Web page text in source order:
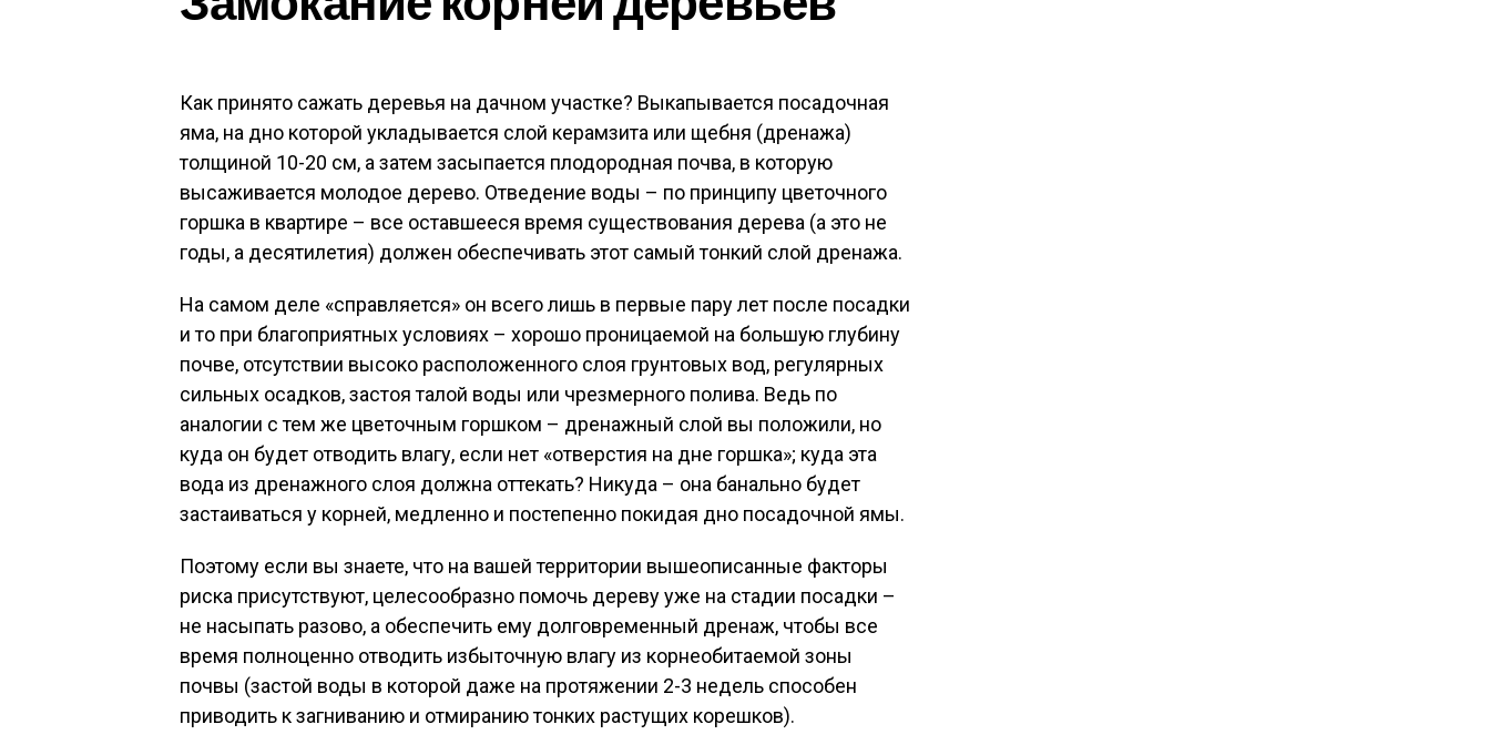
Как принято сажать деревья на дачном участке? Выкапывается посадочная
яма, на дно которой укладывается слой керамзита или щебня (дренажа)
толщиной 10-20 см, а затем засыпается плодородная почва, в которую
высаживается молодое дерево. Отведение воды – по принципу цветочного
горшка в квартире – все оставшееся время существования дерева (а это не
годы, а десятилетия) должен обеспечивать этот самый тонкий слой дренажа.
На самом деле «справляется» он всего лишь в первые пару лет после посадки
и то при благоприятных условиях – хорошо проницаемой на большую глубину
почве, отсутствии высоко расположенного слоя грунтовых вод, регулярных
сильных осадков, застоя талой воды или чрезмерного полива. Ведь по
аналогии с тем же цветочным горшком – дренажный слой вы положили, но
куда он будет отводить влагу, если нет «отверстия на дне горшка»; куда эта
вода из дренажного слоя должна оттекать? Никуда – она банально будет
застаиваться у корней, медленно и постепенно покидая дно посадочной ямы.
Поэтому если вы знаете, что на вашей территории вышеописанные факторы
риска присутствуют, целесообразно помочь дереву уже на стадии посадки –
не насыпать разово, а обеспечить ему долговременный дренаж, чтобы все
время полноценно отводить избыточную влагу из корнеобитаемой зоны
почвы (застой воды в которой даже на протяжении 2-3 недель способен
приводить к загниванию и отмиранию тонких растущих корешков).